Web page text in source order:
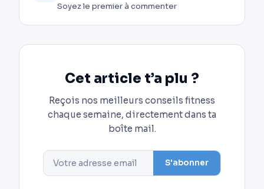
Soyez le premier à commenter
Cet article t’a plu ?
Reçois nos meilleurs conseils fitness
chaque semaine, directement dans ta
boîte mail.
S'abonner